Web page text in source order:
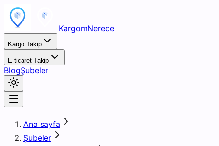
KargomNerede
Kargo Takip
E-ticaret Takip
BlogŞubeler
Ana sayfa
Şubeler